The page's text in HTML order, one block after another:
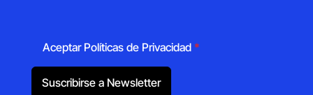
Aceptar Políticas de Privacidad *
Suscribirse a Newsletter